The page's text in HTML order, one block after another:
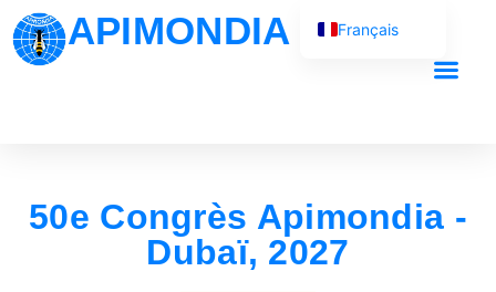
APIMONDIA
50e Congrès Apimondia -
Dubaï, 2027
Français
Русский